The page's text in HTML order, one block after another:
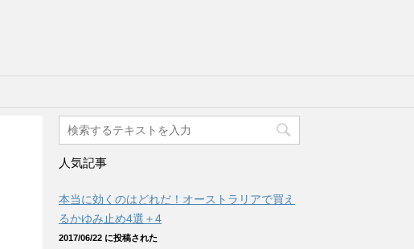
人気記事
本当に効くのはどれだ！オーストラリアで買え
るかゆみ止め4選＋4
2017/06/22 に投稿された